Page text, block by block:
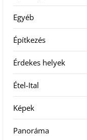
Egyéb
Építkezés
Érdekes helyek
Étel-Ital
Képek
Panoráma